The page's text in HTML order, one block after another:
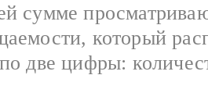
сумме
который
две цифры: